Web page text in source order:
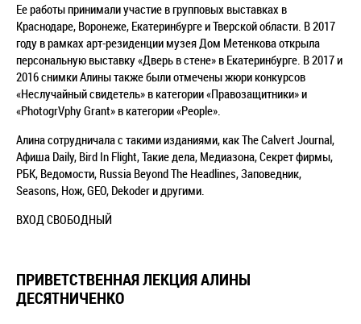
Ее работы принимали участие в групповых выставках в
Краснодаре, Воронеже, Екатеринбурге и Тверской области. В 2017
году в рамках арт-резиденции музея Дом Метенкова открыла
персональную выставку «Дверь в стене» в Екатеринбурге. В 2017 и
2016 снимки Алины также были отмечены жюри конкурсов
«Неслучайный свидетель» в категории «Правозащитники» и
«PhotogrVphy Grant» в категории «People».
Алина сотрудничала с такими изданиями, как The Calvert Journal,
Афиша Daily, Bird In Flight, Такие дела, Медиазона, Секрет фирмы,
РБК, Ведомости, Russia Beyond The Headlines, Заповедник,
Seasons, Нож, GEO, Dekoder и другими.
ВХОД СВОБОДНЫЙ
ПРИВЕТСТВЕННАЯ ЛЕКЦИЯ АЛИНЫ
ДЕСЯТНИЧЕНКО